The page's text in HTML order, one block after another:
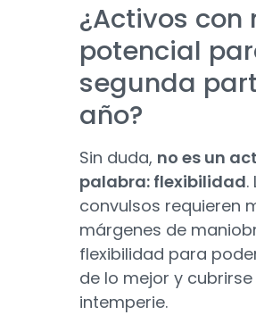
¿Activos con
potencial
segunda
año?
Sin duda, no es un
palabra: flexibilidad.
convulsos requieren
márgenes de
flexibilidad para
de lo mejor y
intemperie.